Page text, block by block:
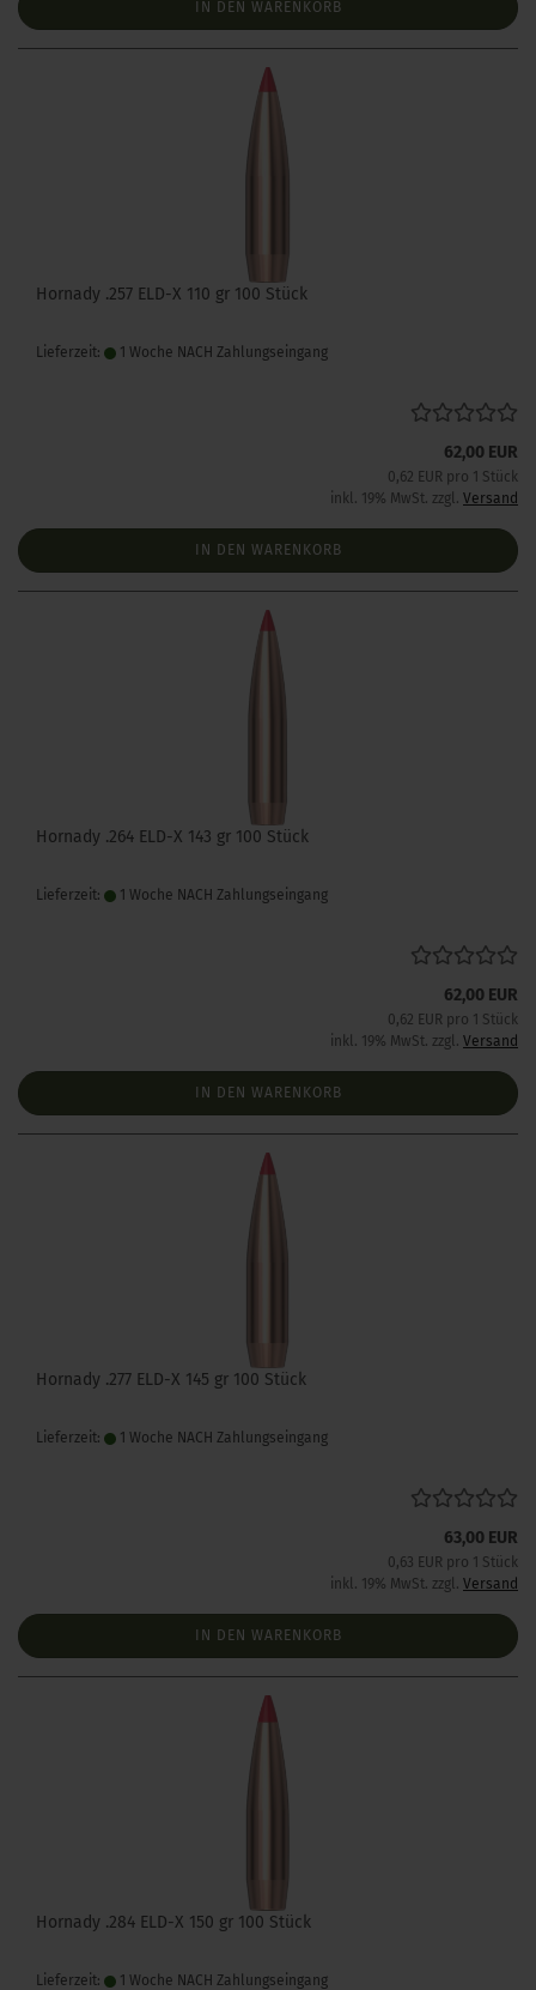
IN DEN WARENKORB
Hornady .257 ELD-X 110 gr 100 Stück
Lieferzeit: 1 Woche NACH Zahlungseingang
62,00 EUR
0,62 EUR pro 1 Stück
inkl. 19% MwSt. zzgl. Versand
IN DEN WARENKORB
Hornady .264 ELD-X 143 gr 100 Stück
Lieferzeit: 1 Woche NACH Zahlungseingang
62,00 EUR
0,62 EUR pro 1 Stück
inkl. 19% MwSt. zzgl. Versand
IN DEN WARENKORB
Hornady .277 ELD-X 145 gr 100 Stück
Lieferzeit: 1 Woche NACH Zahlungseingang
63,00 EUR
0,63 EUR pro 1 Stück
inkl. 19% MwSt. zzgl. Versand
IN DEN WARENKORB
Hornady .284 ELD-X 150 gr 100 Stück
Lieferzeit: 1 Woche NACH Zahlungseingang